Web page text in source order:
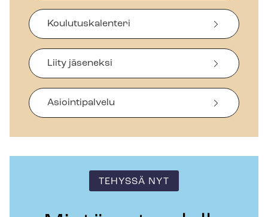
Koulutuskalenteri
Liity jäseneksi
Asiointipalvelu
TEHYSSÄ NYT